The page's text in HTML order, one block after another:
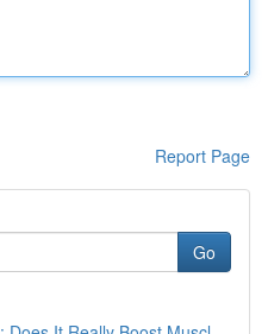
Report Page
Go